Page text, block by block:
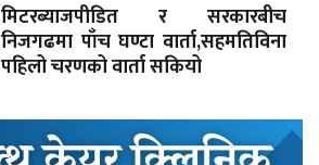
मिटरब्याजपीडित र सरकारबीच
निजगढमा पाँच घण्टा वार्ता,सहमतिविना
पहिलो चरणको वार्ता सकियो